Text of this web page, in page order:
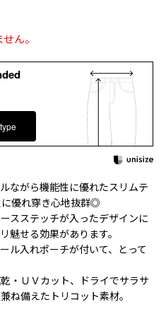
ん。
ながら機能性に優れたスリムテ
優れ穿き心地抜群◎
スステッチが入ったデザインに
魅せる効果があります。
ル入れポーチが付いて、とって
・ＵＶカット、ドライでサラサ
ね備えたトリコット素材。